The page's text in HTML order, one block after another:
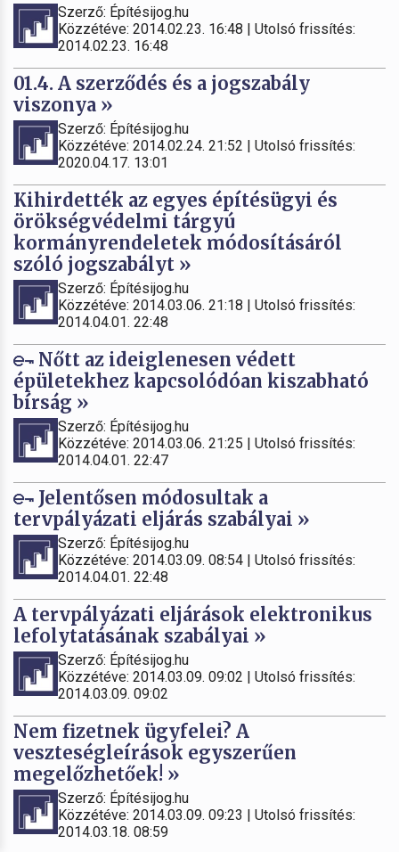
Szerző: Építésijog.hu
Közzétéve: 2014.02.23. 16:48 | Utolsó frissítés:
2014.02.23. 16:48
01.4. A szerződés és a jogszabály
viszonya »
Szerző: Építésijog.hu
Közzétéve: 2014.02.24. 21:52 | Utolsó frissítés:
2020.04.17. 13:01
Kihirdették az egyes építésügyi és
örökségvédelmi tárgyú
kormányrendeletek módosításáról
szóló jogszabályt »
Szerző: Építésijog.hu
Közzétéve: 2014.03.06. 21:18 | Utolsó frissítés:
2014.04.01. 22:48
Nőtt az ideiglenesen védett
épületekhez kapcsolódóan kiszabható
bírság »
Szerző: Építésijog.hu
Közzétéve: 2014.03.06. 21:25 | Utolsó frissítés:
2014.04.01. 22:47
Jelentősen módosultak a
tervpályázati eljárás szabályai »
Szerző: Építésijog.hu
Közzétéve: 2014.03.09. 08:54 | Utolsó frissítés:
2014.04.01. 22:48
A tervpályázati eljárások elektronikus
lefolytatásának szabályai »
Szerző: Építésijog.hu
Közzétéve: 2014.03.09. 09:02 | Utolsó frissítés:
2014.03.09. 09:02
Nem fizetnek ügyfelei? A
veszteségleírások egyszerűen
megelőzhetőek! »
Szerző: Építésijog.hu
Közzétéve: 2014.03.09. 09:23 | Utolsó frissítés:
2014.03.18. 08:59